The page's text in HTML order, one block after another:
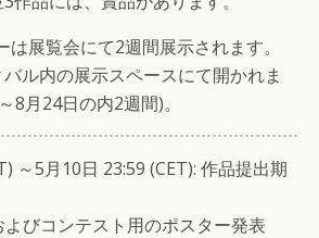
は展覧会にて2週間展示されます。
ル内の展示スペースにて開かれま
8月24日の内2週間)。
～5月10日 23:59 (CET): 作品提出期
びコンテスト用のポスター発表